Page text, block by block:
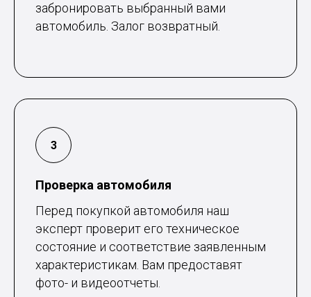
забронировать выбранный вами
автомобиль. Залог возвратный.
Проверка автомобиля
Перед покупкой автомобиля наш
эксперт проверит его техническое
состояние и соответствие заявленным
характеристикам. Вам предоставят
фото- и видеоотчеты.